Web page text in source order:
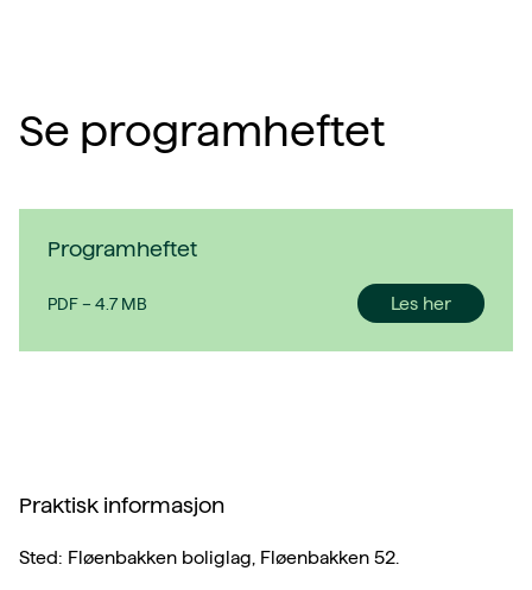
Se programheftet
Programheftet
Les her
PDF– 4.7 MB
Praktisk informasjon
Sted: Fløenbakken boliglag, Fløenbakken 52.